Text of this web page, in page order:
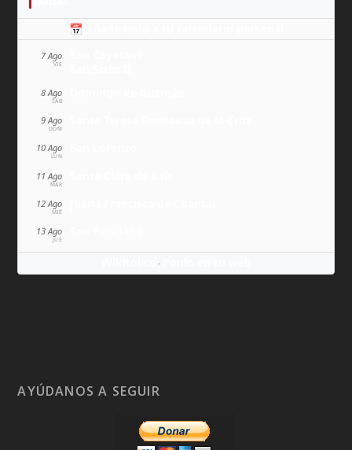
📅 Añade todo a tu calendario personal
7 Ago
VIE
8 Ago
SÁB
9 Ago
DOM
10 Ago
LUN
11 Ago
MAR
12 Ago
MIÉ
13 Ago
JUE
·
AYÚDANOS A SEGUIR